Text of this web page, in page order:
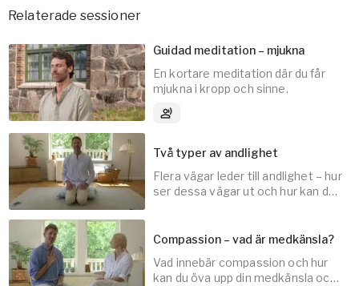
Relaterade sessioner
10min
Guidad meditation – mjukna
En kortare meditation där du får
mjukna i kropp och sinne.
3 Ljudspår
3min
Två typer av andlighet
Flera vägar leder till andlighet – hur
ser dessa vägar ut och hur kan de
Compassion – vad är medkänsla?
Vad innebär compassion och hur
kan du öva upp din medkänsla och